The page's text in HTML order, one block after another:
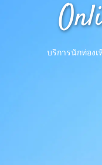
บริการนักท่อง